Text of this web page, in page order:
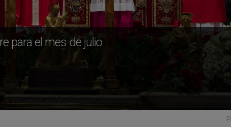
para el mes de julio